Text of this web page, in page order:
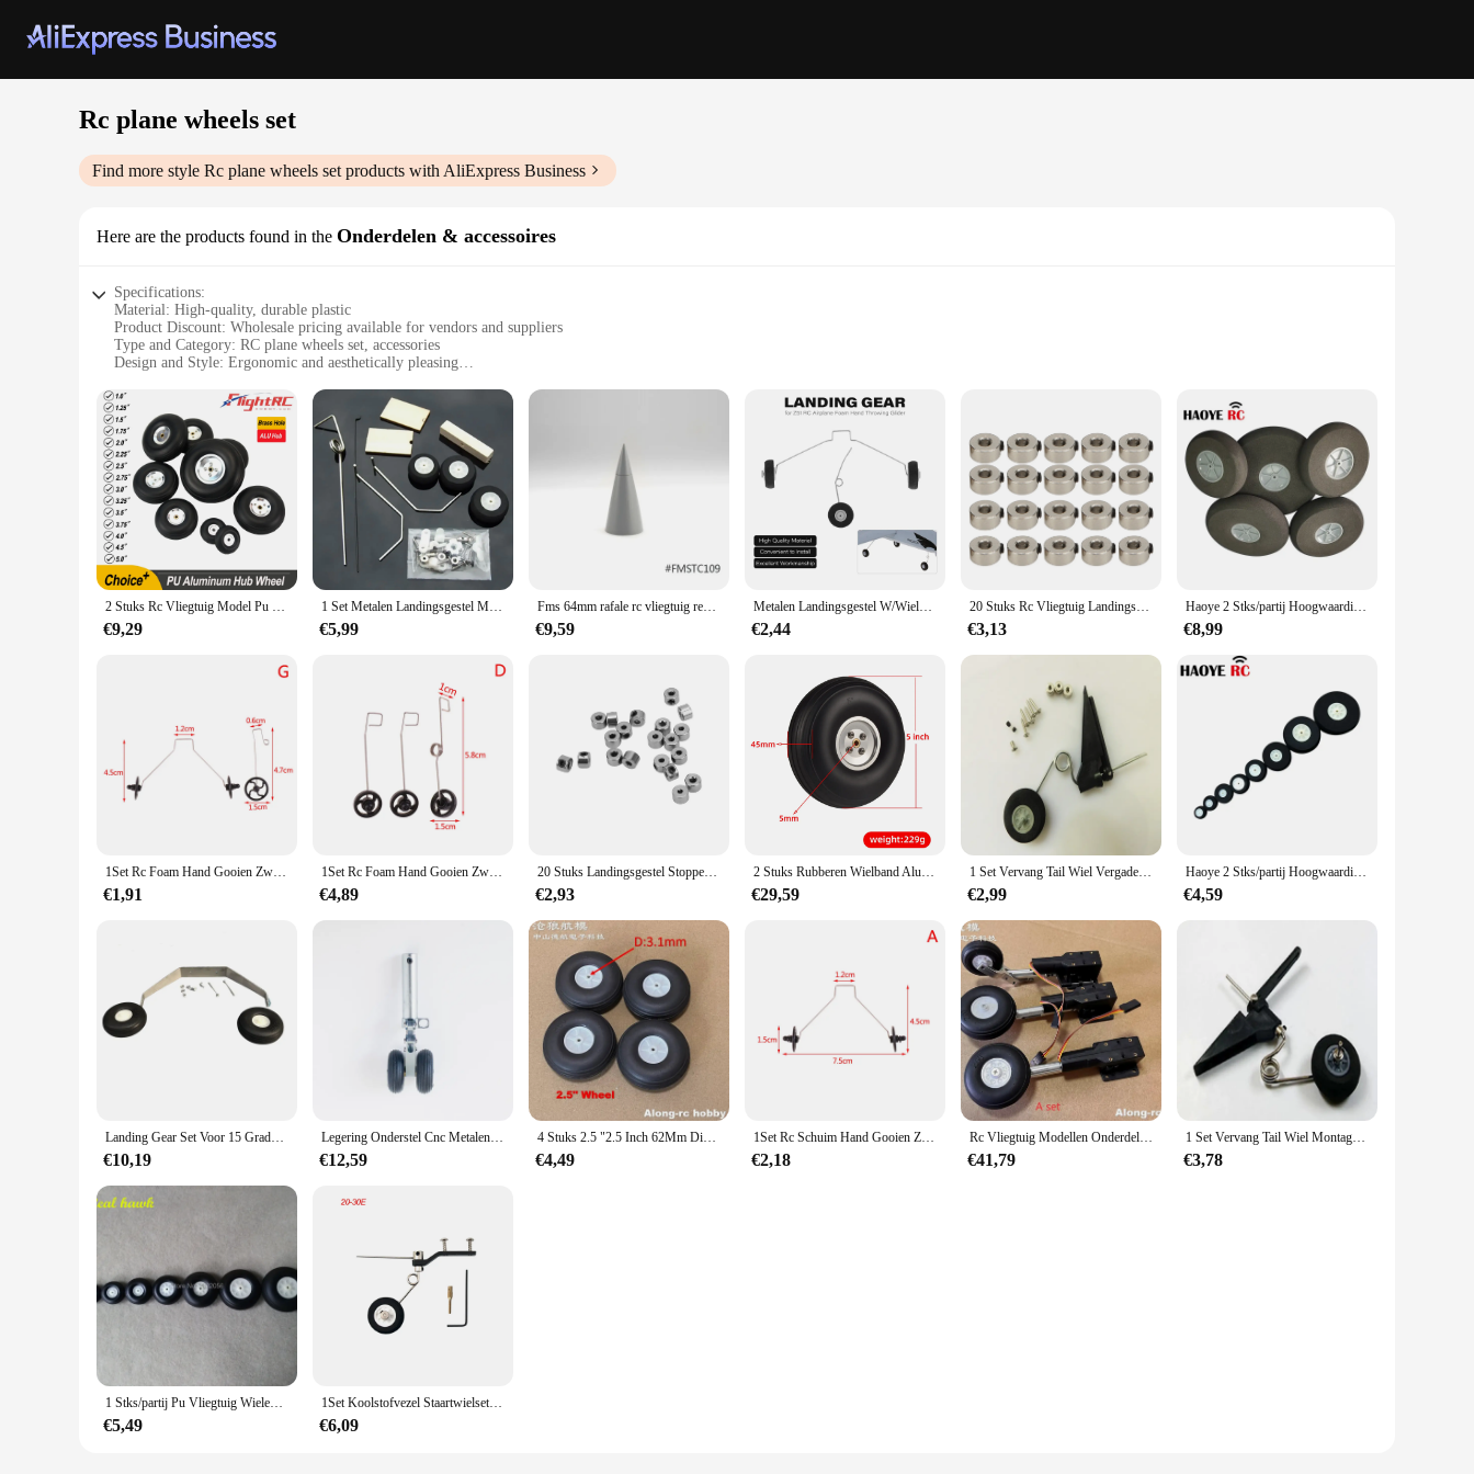
Rc plane wheels set
Find more style Rc plane wheels set products with AliExpress Business
Here are the products found in the Onderdelen & accessoires
Specifications:
Material: High-quality, durable plastic
Product Discount: Wholesale pricing available for vendors and suppliers
Type and Category: RC plane wheels set, accessories
Design and Style: Ergonomic and aesthetically pleasing
Typical Adaptive Scenario: Suitable for various RC plane models
Shape or Size or Weight or Quantity: Designed to fit a range of RC plane sizes
Features:
**Enhanced Performance and Stability**
The Rc plane wheels set is meticulously crafted to elevate the performance and stability of your RC planes. Made from high-quality, durable plastic, these wheels are designed to withstand the rigors of
flight, ensuring that your RC plane soars smoothly and lands safely. Whether you're a seasoned pilot or a hobbyist, these wheels will provide the necessary traction and grip on various terrains,
enhancing your flying experience.
**Versatile Compatibility and Ease of Installation**
The Rc plane wheels set is engineered to be versatile, fitting a range of RC plane models. Its universal design ensures that it can be easily installed on your RC plane, allowing for a quick and hassle-
free upgrade. The set is not only compatible with various models but also offers a wholesale option for vendors and suppliers, making it an ideal choice for those looking to stock up on RC plane
accessories.
Crafted with longevity in mind, these RC plane wheels are built to withstand the rigors of frequent use. The set's durability means that you can enjoy your hobby without worrying about frequent
replacements. The wheels' lightweight design does not compromise on strength, ensuring that they can support the weight of your RC plane without any issues. Whether you're a competitive pilot or a
casual enthusiast, these wheels are designed to last, providing you with consistent performance and reliability.
2 Stuks Rc Vliegtuig Model Pu Wielband W/Aluminium Kernlegering Hub 1/1.25/1.5/1.75/2/2.25/2.5/2.75/3/3.25/3.5/3.75/4/4.5/5 "Inch
€9,29
1 Set Metalen Landingsgestel Met Wielen Set Voor Rc Luchtvliegtuigen Accessoires
€5,99
Fms 64mm rafale rc vliegtuig reserveonderdeel landingsgestel neus kegel canard wiel set stoterstangen 3840-kv3150 motor
€9,59
Metalen Landingsgestel W/Wielen Voor Z51 Rc Vliegtuig Schuim Hand Gooien Zweefvliegtuig Drone Diy Rc Onderdelen Accessoires
€2,44
20 Stuks Rc Vliegtuig Landingsgestel Stopper Set Wiel Kraag 3.1Mm Roestvrij Staal Voortreffelijk Vakmanschap Model Vliegtuig Onderdeel
€3,13
Haoye 2 Stks/partij Hoogwaardige Vliegtuigwielen Diamet25/30/40/50/60/70/80/90/100/110Mm Rc Model Sponzen Wielen Landingsgestel Band
€8,99
1Set Rc Foam Hand Gooien Zweefvliegtuig Landingsgestel Kit Met Wiel Vliegtuig Accessoires Voor Cessna J-11 J-20 Su27 Su57 Z51 F22 Su35
€1,91
1Set Rc Foam Hand Gooien Zweefvliegtuig Landingsgestel Kit Met Wiel Vliegtuig Accessoires Voor Cessna J-11 J-20 Su27 Su57 Z51 F22 Su35
€4,89
20 Stuks Landingsgestel Stopper Set Wiel Kraag 2.1Mm Roestvrij Staal Voortreffelijk Vakmanschap Rc Vliegtuig Model Vliegtuig Onderdeel
€2,93
2 Stuks Rubberen Wielband Aluminium Naaf Voor Rc Vliegtuig Model 2.75 ''/3'' /3.75 ''/4''/ 4.5 ''/ 5 Inch
€29,59
1 Set Vervang Tail Wiel Vergadering Landingsgestel 60X25Mm D28 /30 Rc Vliegtuig Onderdelen Aeromodelling Voor jet 540T Banden
€2,99
Haoye 2 Stks/partij Hoogwaardige Vliegtuigwielen Landingsgestel Licht Schuim Sponzen Wielen Sponsband Dia 25Mm-110Mm Voor Rc Vliegtuigen
€4,59
Landing Gear Set Voor 15 Grade Rc Vliegtuig Aluminium Met Back Wiel Staart Wiel Pak Elektrische Nitro Uitgerust Vleugel vliegtuigen Onderdelen
€10,19
Legering Onderstel Cnc Metalen Intrekbare Schokabsorptie Landingsgestel Set 32Mm 38Mm Pu Wiel Voor Rc Vaste Vleugel vliegtuig Vliegtuig
€12,59
4 Stuks 2.5 "2.5 Inch 62Mm Dia 3,1 Of 4.1Mm Gat 62*22Mm Wiel Rc Vliegtuig Hobby Modellen Diy Vliegtuig Onderdeel Landingsgestel Pu Wielen
€4,49
1Set Rc Schuim Hand Gooien Zweefvliegtuig Landingsgestel Kit Met Wiel Vliegtuig Accessoires Voor Cessna J-11 J-20 SU27 SU57 z51 F22 SU35
€2,18
Rc Vliegtuig Modellen Onderdelen Hoogte 111Mm Intrekbaar Landingsgestel Met Pu Wielen Voor 2-3.5Kg Hobby Vliegtuig Vliegtuig Diy Jet Fighter
€41,79
1 Set Vervang Tail Wiel Montage 60X25Mm D28 /30 Rc Vliegtuig Onderdelen Aeromodelling Voor Jet 540T
€3,78
1 Stks/partij Pu Vliegtuig Wielen Diamete25/32/38/45/50/57/63/70 /76 Mm Rubber Wiel Voor Rc Vliegtuig Model En Diy Robot Banden
€5,49
1Set Koolstofvezel Staartwielset 20-70e Rc Elektrische Vliegtuigmontagebeugel C.f Sponsband Met Schroeven Voor Vliegtuigen Met Vaste Vleugels
€6,09